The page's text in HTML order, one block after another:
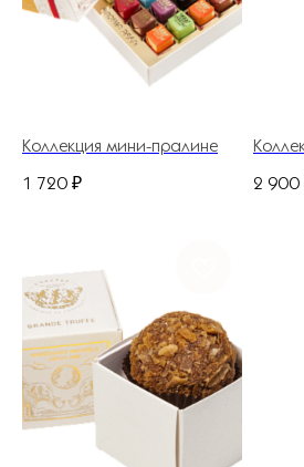
Коллекция мини-пралине
1 720 ₽ 2 900
Ежедневно с8.00 до 21.00
flowerlabshop@mail.ru
ГЛАВНАЯ
ДЛЯ ДОМА И БИЗНЕСА